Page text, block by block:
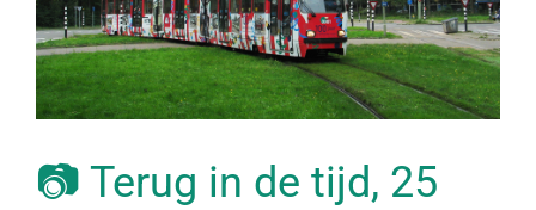
📷 Terug in de tijd, 25